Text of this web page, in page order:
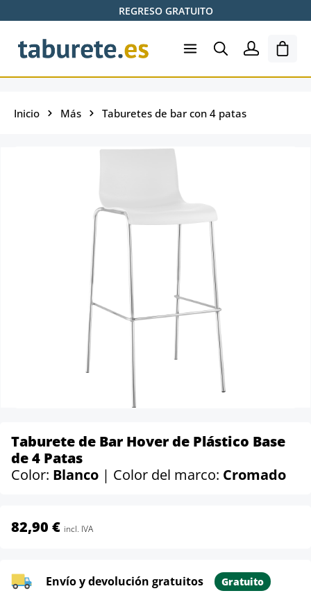
Saltar al contenido principalREGRESO GRATUITO
El
Inicio Más Taburetes de bar con 4 patas
Taburete de Bar Hover de Plástico Base
de 4 Patas
Color: Blanco | Color del marco: Cromado
82,90 € incl. IVA
Envío y devolución gratuitos Gratuito